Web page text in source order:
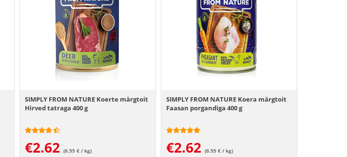
SIMPLY FROM NATURE Koerte märgtoit
Hirved tatraga 400 g
€2.62 (6.55 € / kg)
SIMPLY FROM NATURE Koera märgtoit
Faasan porgandiga 400 g
€2.62 (6.55 € / kg)